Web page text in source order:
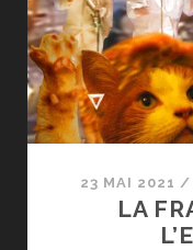
23 MAI 2021 /
LA